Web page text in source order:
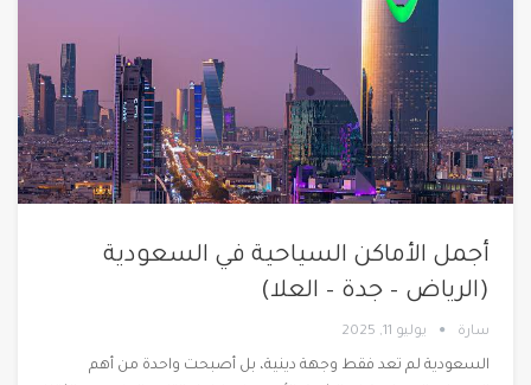
أجمل الأماكن السياحية في السعودية
(الرياض – جدة – العلا)
سارة يوليو 11, 2025
السعودية لم تعد فقط وجهة دينية، بل أصبحت واحدة من أهم